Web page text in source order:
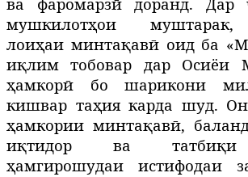
мушкилотҳои
лоиҳаи минтақавӣ оид ба
иқлим тобовар дар Осиёи
ҳамкорӣ бо шарикони
кишвар таҳия карда шуд.
ҳамкории минтақавӣ,
иқтидор ва татбиқи
ҳамгирошудаи истифодаи